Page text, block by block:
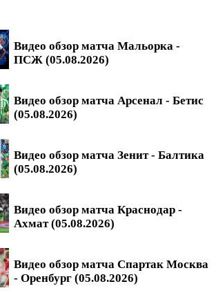
Видео обзор матча Мальорка -
ПСЖ (05.08.2026)
Видео обзор матча Арсенал - Бетис
(05.08.2026)
Видео обзор матча Зенит - Балтика
(05.08.2026)
Видео обзор матча Краснодар -
Ахмат (05.08.2026)
Видео обзор матча Спартак Москва
- Оренбург (05.08.2026)